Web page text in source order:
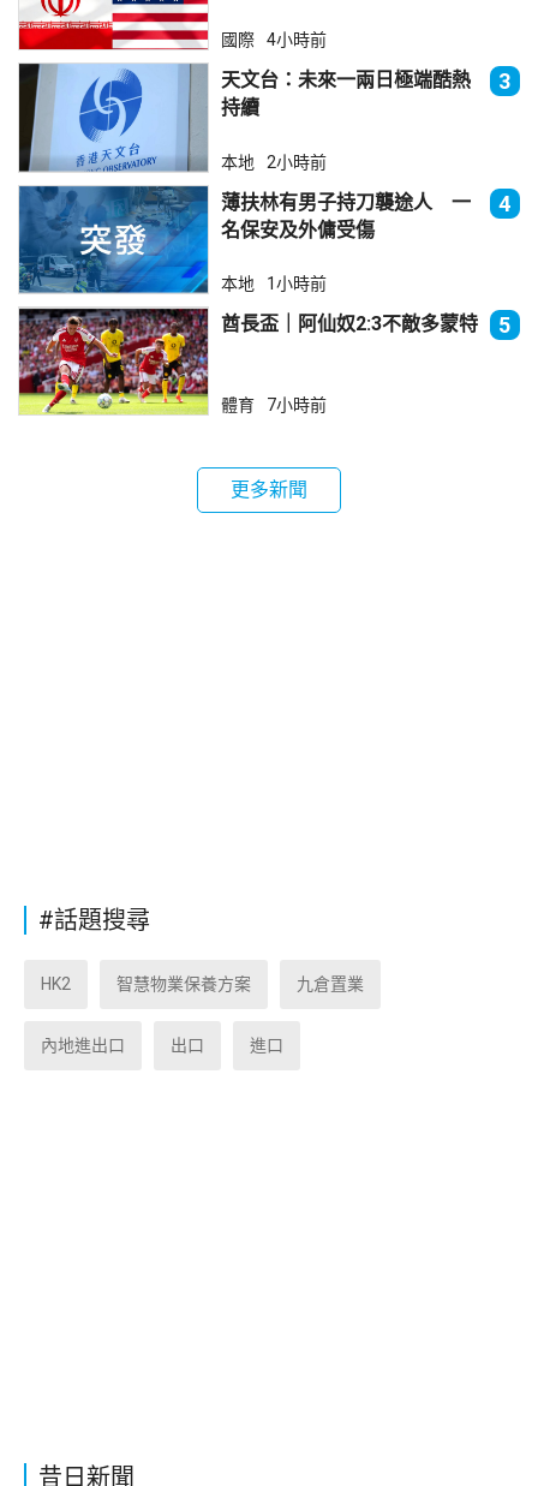
昔日新聞
國際 4小時前
天文台：未來一兩日極端酷熱
持續
3
本地 2小時前
薄扶林有男子持刀襲途人 一
名保安及外傭受傷
4
本地 1小時前
酋長盃｜阿仙奴2:3不敵多蒙特 5
體育 7小時前
更多新聞
#話題搜尋
HK2 智慧物業保養方案 九倉置業
內地進出口 出口 進口